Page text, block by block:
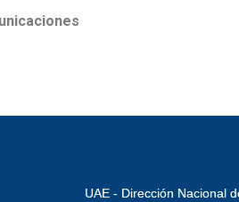
UAE - Dirección Nacional